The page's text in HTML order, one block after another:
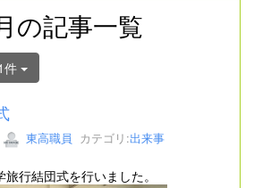
の記事一覧
件
東高職員 カテゴリ:出来事
行結団式を行いました。